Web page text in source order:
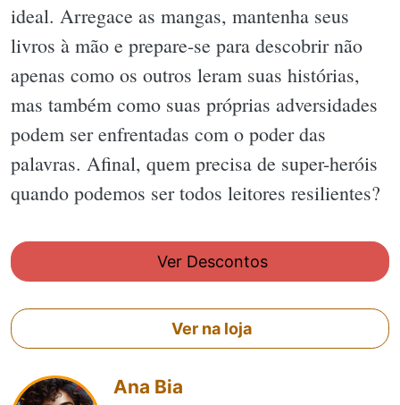
ideal. Arregace as mangas, mantenha seus
livros à mão e prepare-se para descobrir não
apenas como os outros leram suas histórias,
mas também como suas próprias adversidades
podem ser enfrentadas com o poder das
palavras. Afinal, quem precisa de super-heróis
quando podemos ser todos leitores resilientes?
Ver Descontos
Ver na loja
Ana Bia